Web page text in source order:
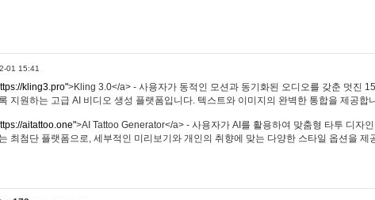
01 15:41
kling3.pro">Kling 3.0</a> - 사용자가 동적인 모션과 동기화된 오디오를 갖춘 멋진
지원하는 고급 AI 비디오 생성 플랫폼입니다. 텍스트와 이미지의 완벽한 통합을 제공합
aitattoo.one">AI Tattoo Generator</a> - 사용자가 AI를 활용하여 맞춤형 타투 디자
최첨단 플랫폼으로, 세부적인 미리보기와 개인의 취향에 맞는 다양한 스타일 옵션을 제